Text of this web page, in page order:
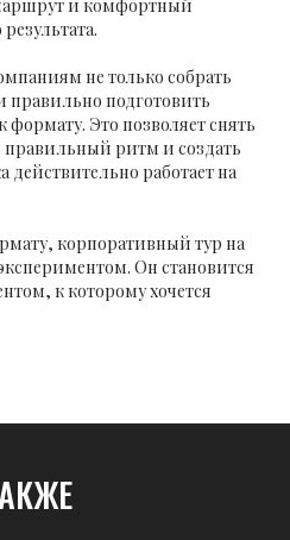
и комфортный
не только собрать
подготовить
Это позволяет снять
ритм и создать
действительно работает на
корпоративный тур на
Он становится
к которому хочется